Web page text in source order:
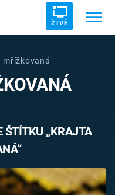
ŽIVĚ
SVĚTOVÁ VÁLKA
mřížkovaná
ŠTÍTKU „KRAJTA